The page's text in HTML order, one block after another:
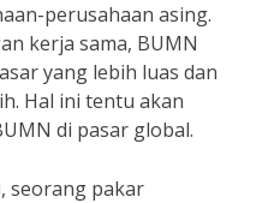
perusahaan asing.
kerja sama, BUMN
yang lebih luas dan
Hal ini tentu akan
di pasar global.
seorang pakar